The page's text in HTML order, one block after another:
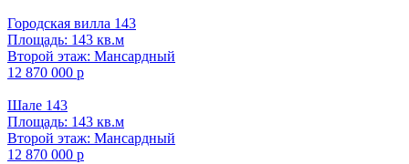
Городская вилла 143
Площадь: 143 кв.м
Второй этаж: Мансардный
12 870 000 р
Шале 143
Площадь: 143 кв.м
Второй этаж: Мансардный
12 870 000 р